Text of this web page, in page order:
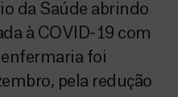
da Saúde abrindo
à COVID-19 com
foi
pela redução